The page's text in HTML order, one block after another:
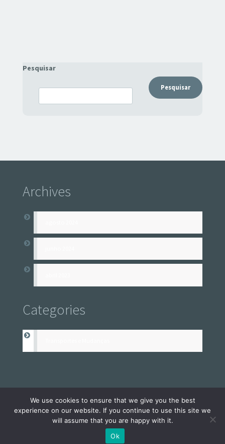
Pesquisar
Pesquisar
Archives
Categories
Carreto MPS · 2026 © Todos os direitos reservados
We use cookies to ensure that we give you the best
experience on our website. If you continue to use this site we
will assume that you are happy with it.
Ok